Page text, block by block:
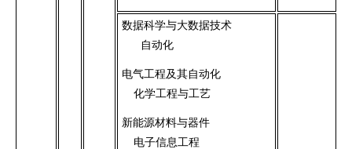
数据科学与大数据技术
自动化
电气工程及其自动化
化学工程与工艺
新能源材料与器件
电子信息工程